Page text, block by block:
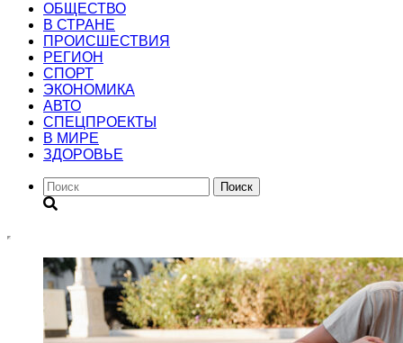
ОБЩЕСТВО
В СТРАНЕ
ПРОИСШЕСТВИЯ
РЕГИОН
CПОРТ
ЭКОНОМИКА
АВТО
СПЕЦПРОЕКТЫ
В МИРЕ
ЗДОРОВЬЕ
Поиск